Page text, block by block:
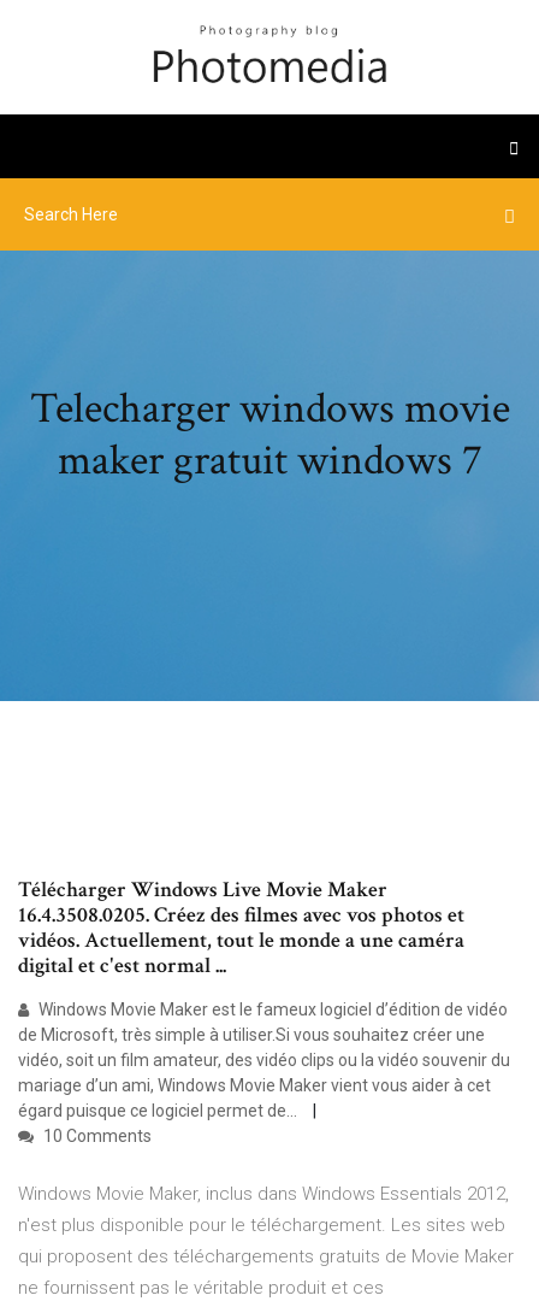
Telecharger windows movie
maker gratuit windows 7
Télécharger Windows Live Movie Maker
16.4.3508.0205. Créez des filmes avec vos photos et
vidéos. Actuellement, tout le monde a une caméra
digital et c'est normal ...
Windows Movie Maker est le fameux logiciel d’édition de vidéo
de Microsoft, très simple à utiliser.Si vous souhaitez créer une
vidéo, soit un film amateur, des vidéo clips ou la vidéo souvenir du
mariage d’un ami, Windows Movie Maker vient vous aider à cet
égard puisque ce logiciel permet de...
10 Comments
Windows Movie Maker, inclus dans Windows Essentials 2012,
n'est plus disponible pour le téléchargement. Les sites web
qui proposent des téléchargements gratuits de Movie Maker
ne fournissent pas le véritable produit et ces